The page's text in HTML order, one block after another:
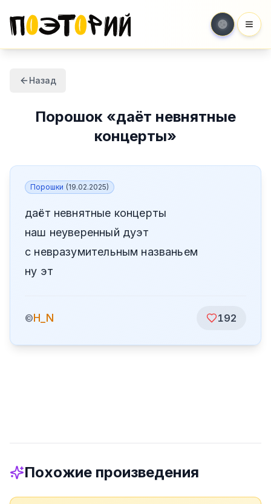
Назад
Порошок «даёт невнятные
концерты»
Порошки (19.02.2025)
даёт невнятные концерты
наш неуверенный дуэт
с невразумительным названьем
ну эт
©H_N 192
Похожие произведения